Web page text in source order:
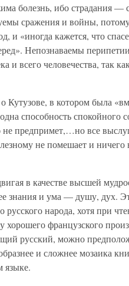
болезнь, ибо страдания —
сражения и войны,
и «иногда кажется, что
Непознаваемы перипетии
и всего человечества, так
Кутузове, в котором была
способность спокойного
предпримет,…но все
не помешает и ничего
в качестве высшей
знания и ума — душу, дух.
народа, хотя при
хорошего французского
русский, можно
и сложнее мозаика
языке.